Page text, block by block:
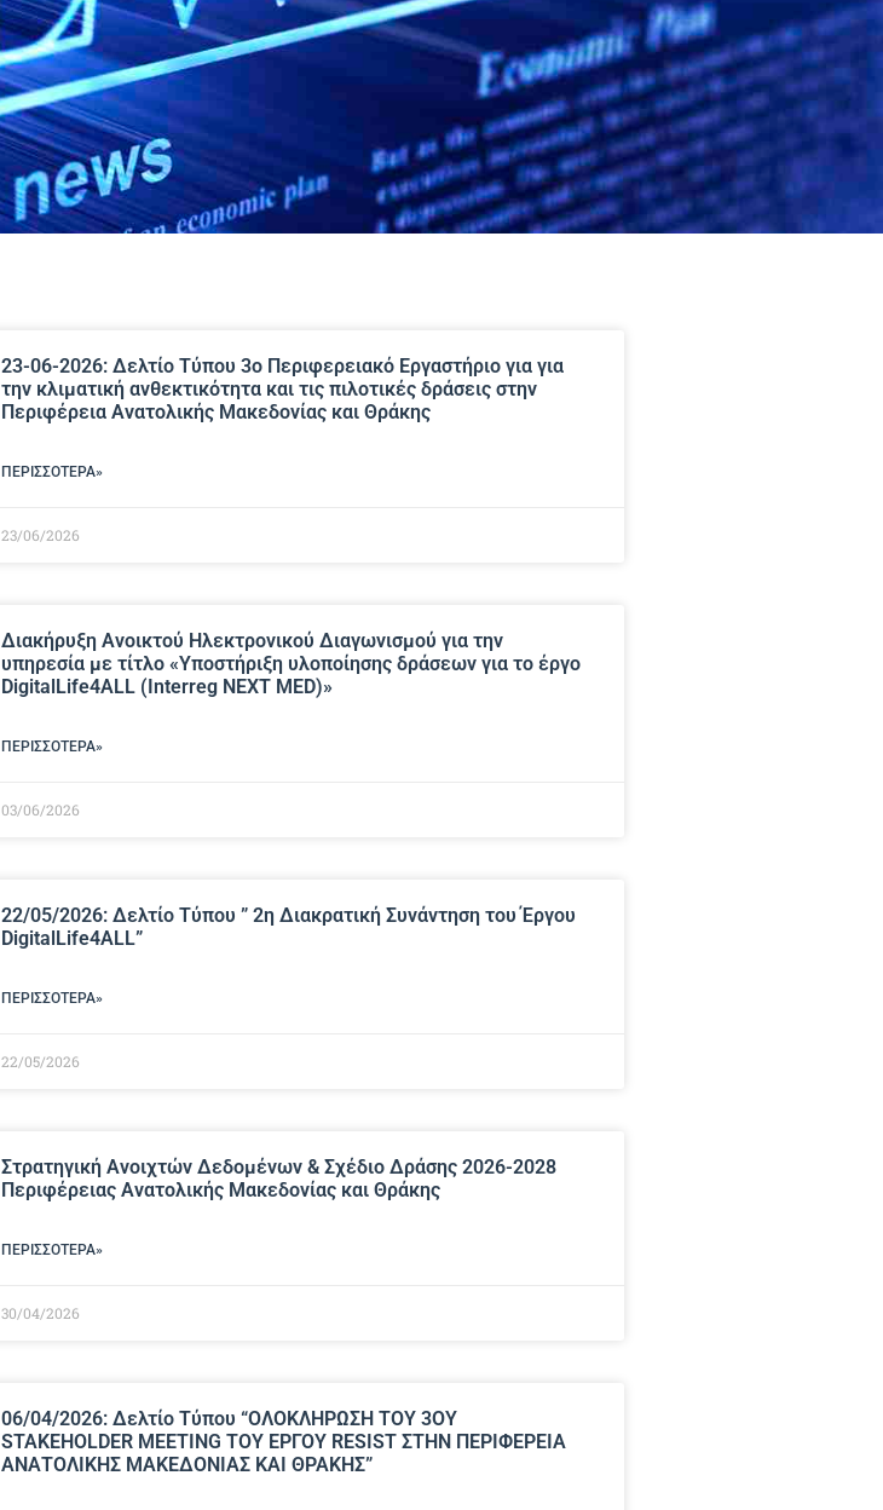
23-06-2026: Δελτίο Τύπου 3ο Περιφερειακό Εργαστήριο για για
την κλιματική ανθεκτικότητα και τις πιλοτικές δράσεις στην
Περιφέρεια Ανατολικής Μακεδονίας και Θράκης
ΠΕΡΙΣΣΌΤΕΡΑ»
23/06/2026
Διακήρυξη Ανοικτού Ηλεκτρονικού Διαγωνισμού για την
υπηρεσία με τίτλο «Υποστήριξη υλοποίησης δράσεων για το έργο
DigitalLife4ALL (Interreg NEXT MED)»
ΠΕΡΙΣΣΌΤΕΡΑ»
03/06/2026
22/05/2026: Δελτίο Τύπου ” 2η Διακρατική Συνάντηση του Έργου
DigitalLife4ALL”
ΠΕΡΙΣΣΌΤΕΡΑ»
22/05/2026
Στρατηγική Ανοιχτών Δεδομένων & Σχέδιο Δράσης 2026-2028
Περιφέρειας Ανατολικής Μακεδονίας και Θράκης
ΠΕΡΙΣΣΌΤΕΡΑ»
30/04/2026
06/04/2026: Δελτίο Τύπου “ΟΛΟΚΛΗΡΩΣΗ ΤΟΥ 3ΟΥ
STAKEHOLDER MEETING ΤΟΥ ΕΡΓΟΥ RESIST ΣΤΗΝ ΠΕΡΙΦΕΡΕΙΑ
ΑΝΑΤΟΛΙΚΗΣ ΜΑΚΕΔΟΝΙΑΣ ΚΑΙ ΘΡΑΚΗΣ”